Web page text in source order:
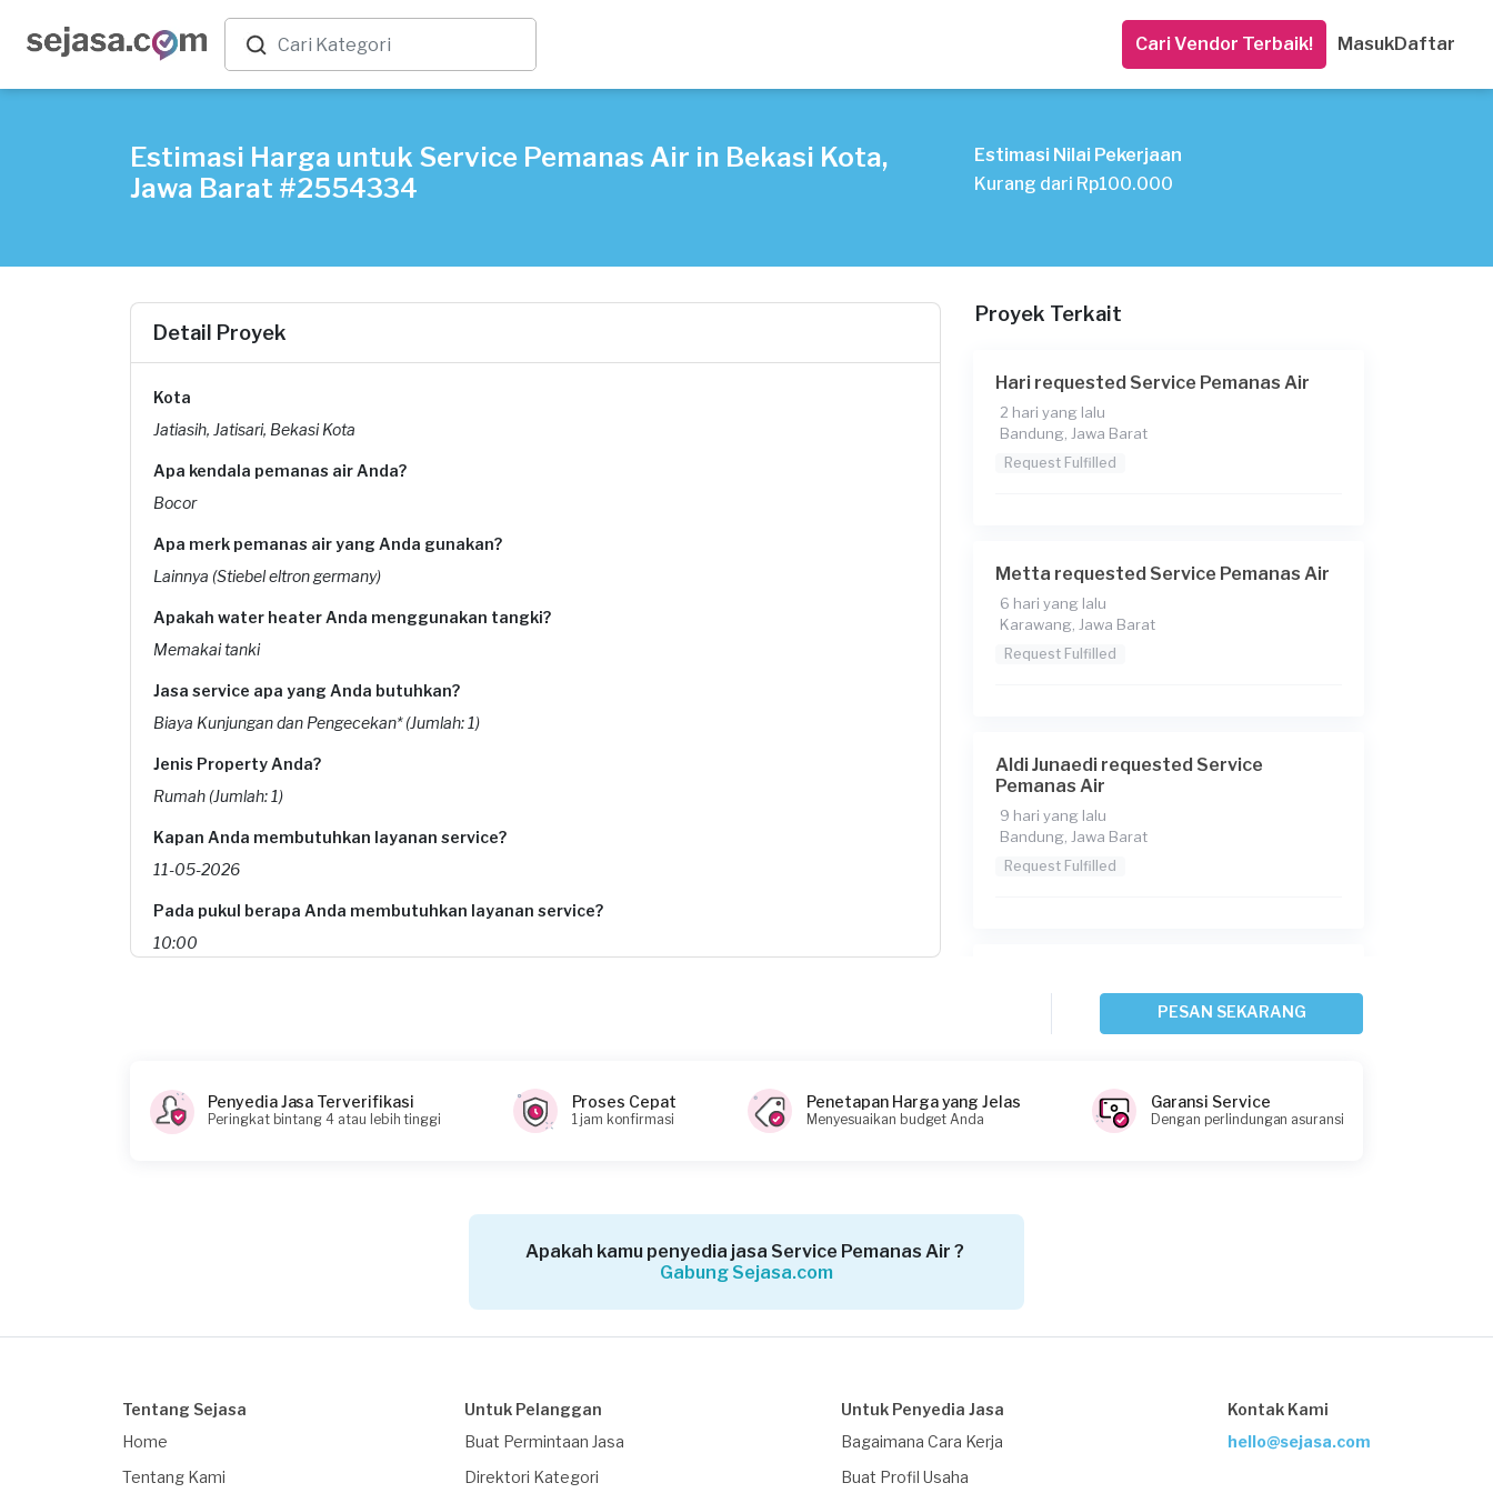
Cari Vendor Terbaik! MasukDaftar
Estimasi Harga untuk Service Pemanas Air in Bekasi Kota,
Jawa Barat #2554334
Estimasi Nilai Pekerjaan
Kurang dari Rp100.000
Detail Proyek
Kota
Jatiasih, Jatisari, Bekasi Kota
Apa kendala pemanas air Anda?
Bocor
Apa merk pemanas air yang Anda gunakan?
Lainnya (Stiebel eltron germany)
Apakah water heater Anda menggunakan tangki?
Memakai tanki
Jasa service apa yang Anda butuhkan?
Biaya Kunjungan dan Pengecekan* (Jumlah: 1)
Jenis Property Anda?
Rumah (Jumlah: 1)
Kapan Anda membutuhkan layanan service?
11-05-2026
Pada pukul berapa Anda membutuhkan layanan service?
10:00
Proyek Terkait
Hari requested Service Pemanas Air
2 hari yang lalu
Bandung, Jawa Barat
Request Fulfilled
Metta requested Service Pemanas Air
6 hari yang lalu
Karawang, Jawa Barat
Request Fulfilled
Aldi Junaedi requested Service
Pemanas Air
9 hari yang lalu
Bandung, Jawa Barat
Request Fulfilled
Pemanas Air
10 hari yang lalu
12 hari yang lalu
13 hari yang lalu
PESAN SEKARANG
Penyedia Jasa Terverifikasi
Peringkat bintang 4 atau lebih tinggi
Proses Cepat
1 jam konfirmasi
Penetapan Harga yang Jelas
Menyesuaikan budget Anda
Garansi Service
Dengan perlindungan asuransi
Apakah kamu penyedia jasa Service Pemanas Air ?
Gabung Sejasa.com
Tentang Sejasa
Home
Tentang Kami
Untuk Pelanggan
Buat Permintaan Jasa
Direktori Kategori
Untuk Penyedia Jasa
Bagaimana Cara Kerja
Buat Profil Usaha
Kontak Kami
hello@sejasa.com